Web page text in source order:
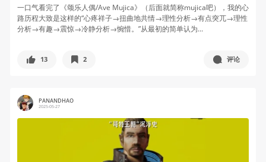
一口气看完了《颂乐人偶/Ave Mujica》（后面就简称mujica吧），我的心
路历程大致是这样的“心疼祥子→扭曲地共情→理性分析→有点突兀→理性
分析→有趣→震惊→冷静分析→惋惜。”从最初的简单认为...
13 2 评论
PANANDHAO
2025-05-27